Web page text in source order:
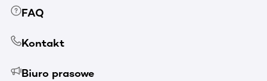
FAQ
Kontakt
Biuro prasowe